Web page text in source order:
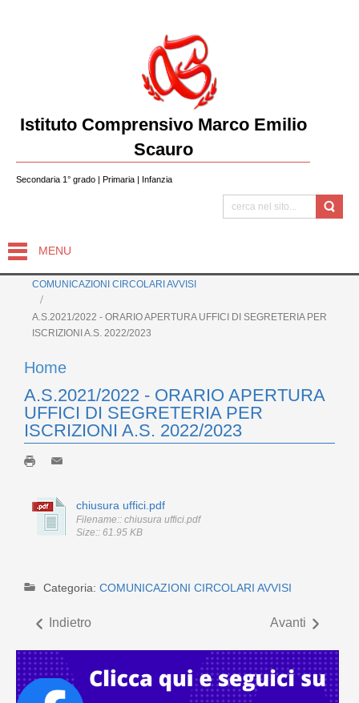
Istituto Comprensivo Marco Emilio
Scauro
Secondaria 1° grado | Primaria | Infanzia
MENU
COMUNICAZIONI CIRCOLARI AVVISI
A.S.2021/2022 - ORARIO APERTURA UFFICI DI SEGRETERIA PER
ISCRIZIONI A.S. 2022/2023
Home
A.S.2021/2022 - ORARIO APERTURA
UFFICI DI SEGRETERIA PER
ISCRIZIONI A.S. 2022/2023
chiusura uffici.pdf
Filename:: chiusura uffici.pdf
Size:: 61.95 KB
Categoria: COMUNICAZIONI CIRCOLARI AVVISI
Indietro Avanti